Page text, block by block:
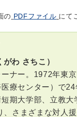
の PDFファイル にて
わ さちこ）
ナー。1972年東
療センター）で
期大学部、立教
、さまざまな対人